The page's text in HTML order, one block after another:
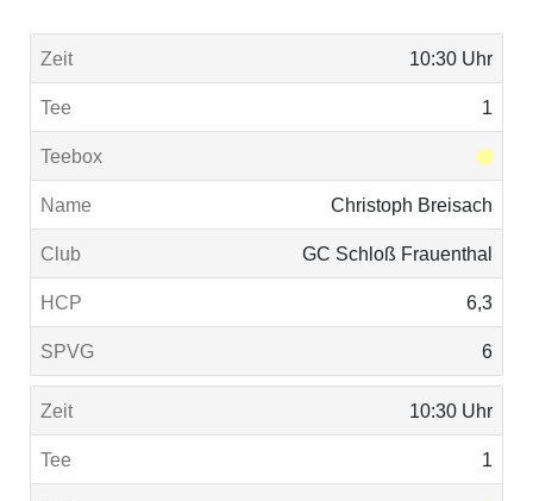
10:30 Uhr
1
Christoph Breisach
GC Schloß Frauenthal
6,3
6
10:30 Uhr
1